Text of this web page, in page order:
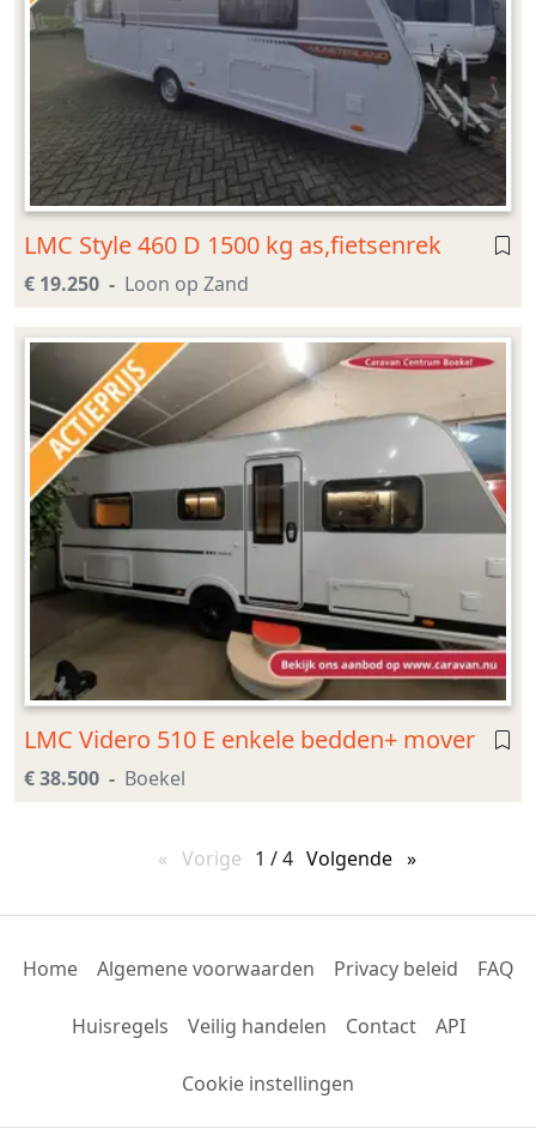
LMC Style 460 D 1500 kg as,fietsenrek
€ 19.250 Loon op Zand
LMC Videro 510 E enkele bedden+ mover
€ 38.500 Boekel
Vorige pagina
1 / 4 Volgende pagina
Home Algemene voorwaarden Privacy beleid FAQ
Huisregels Veilig handelen Contact API
Cookie instellingen